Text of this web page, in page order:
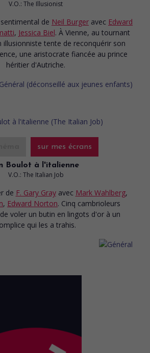
V.O.: The Illusionist
de Neil Burger avec Edward
, Jessica Biel. À Vienne, au tournant
illusionniste tente de reconquérir son
une aristocrate fiancée au prince
héritier d'Autriche.
sur mes écrans
Boulot à l'italienne
V.O.: The Italian Job
de F. Gary Gray avec Mark Wahlberg,
, Edward Norton. Cinq cambrioleurs
voler un butin en lingots d'or à un
qui les a trahis.